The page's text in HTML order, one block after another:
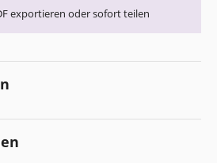
exportieren oder sofort teilen